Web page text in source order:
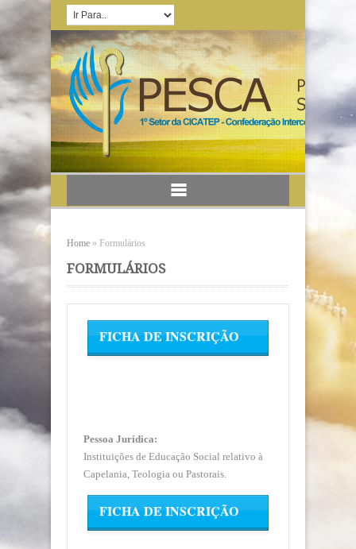
Home » Formulários
FORMULÁRIOS
FICHA DE INSCRIÇÃO
Pessoa Jurídica:
Instituições de Educação Social relativo à
Capelania, Teologia ou Pastorais.
FICHA DE INSCRIÇÃO